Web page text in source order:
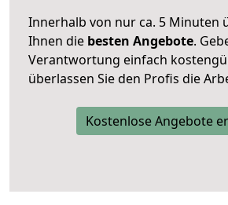
Innerhalb von nur ca. 5 Minuten
Ihnen die besten Angebote.
Verantwortung einfach
überlassen Sie den Profis die
Kostenlose Angebote